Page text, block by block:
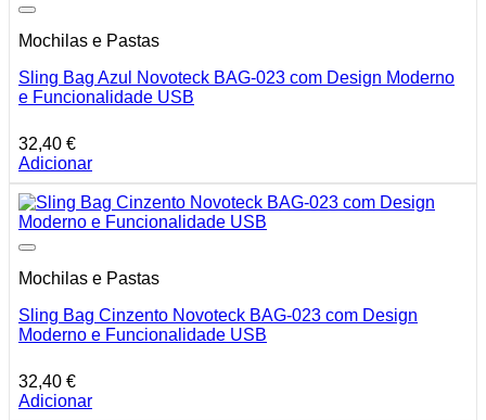
Mochilas e Pastas
Sling Bag Azul Novoteck BAG-023 com Design Moderno
e Funcionalidade USB
32,40 €
Adicionar
Mochilas e Pastas
Sling Bag Cinzento Novoteck BAG-023 com Design
Moderno e Funcionalidade USB
32,40 €
Adicionar